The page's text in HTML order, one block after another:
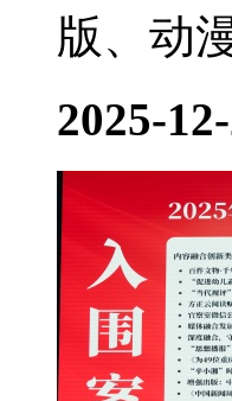
版、动
2025-